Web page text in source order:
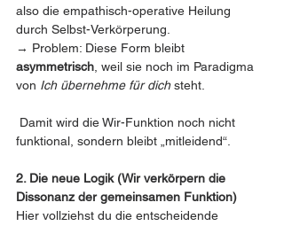
also die empathisch-operative Heilung
durch Selbst-Verkörperung.
→ Problem: Diese Form bleibt
asymmetrisch , weil sie noch im Paradigma
von Ich übernehme für dich steht.
Damit wird die Wir-Funktion noch nicht
funktional, sondern bleibt „mitleidend“.
2. Die neue Logik (Wir verkörpern die
Dissonanz der gemeinsamen Funktion)
Hier vollziehst du die entscheidende